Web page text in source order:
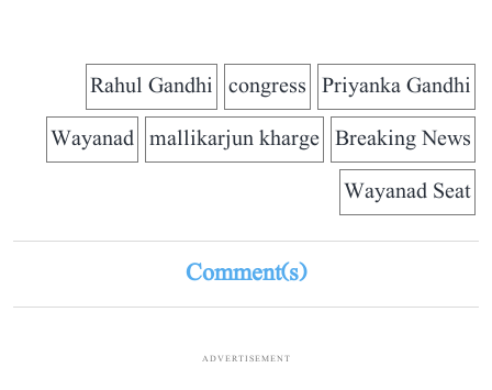
Priyanka Gandhi
congress
Rahul Gandhi
Breaking News
mallikarjun kharge
Wayanad
Wayanad Seat
Comment(s)
ADVERTISEMENT